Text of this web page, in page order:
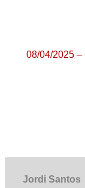
08/04/2025 –
Jordi Santos